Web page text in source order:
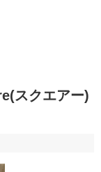
スクエアー)